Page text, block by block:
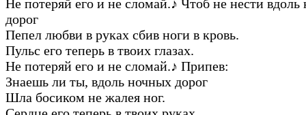
Не потеряй его и не сломай.♪ Чтоб не нести вдоль
дорог
Пепел любви в руках сбив ноги в кровь.
Пульс его теперь в твоих глазах.
Не потеряй его и не сломай.♪ Припев:
Знаешь ли ты, вдоль ночных дорог
Шла босиком не жалея ног.